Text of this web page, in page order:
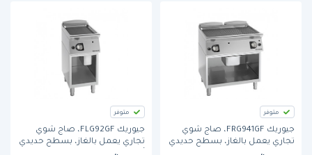
متوفر
جيوريك FRG941GF، صاج شوي
تجاري يعمل بالغاز، بسطح حديدي
متوفر
جيوريك FLG92GF، صاج شوي
تجاري يعمل بالغاز، بسطح حديدي